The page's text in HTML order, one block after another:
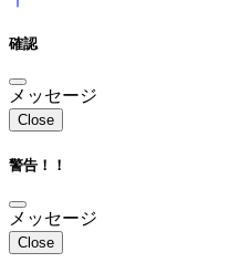
確認
メッセージ
Close
警告！！
メッセージ
Close